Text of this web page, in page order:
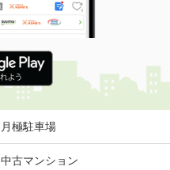
月極駐車場
中古マンション